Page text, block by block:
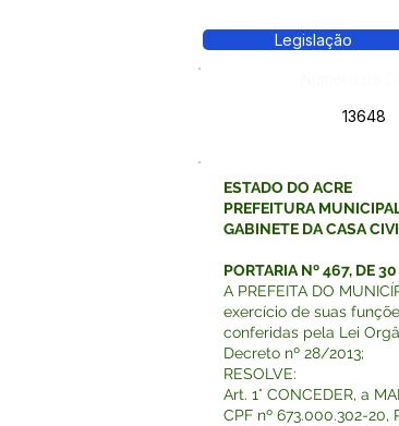
Legislação
13648
ESTADO DO ACRE
PREFEITURA
GABINETE DA CASA
PORTARIA Nº 467, DE
A PREFEITA DO
exercício de suas
conferidas pela Lei
Decreto nº 28/2013;
RESOLVE:
Art. 1° CONCEDER, a
CPF nº 673.000.302-20,